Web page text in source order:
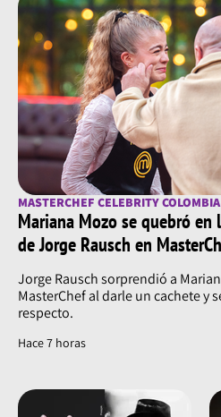
MASTERCHEF CELEBRITY COLOMBIA
Mariana Mozo se quebró
de Jorge Rausch en
Jorge Rausch sorprendió a
MasterChef al darle un cachete y
respecto.
Hace 7 horas